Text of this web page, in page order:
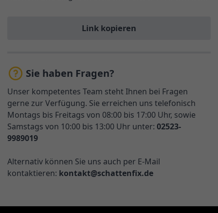
Link kopieren
Sie haben Fragen?
Unser kompetentes Team steht Ihnen bei Fragen
gerne zur Verfügung. Sie erreichen uns telefonisch
Montags bis Freitags von 08:00 bis 17:00 Uhr, sowie
Samstags von 10:00 bis 13:00 Uhr unter: 02523-
9989019
Alternativ können Sie uns auch per E-Mail
kontaktieren: kontakt@schattenfix.de